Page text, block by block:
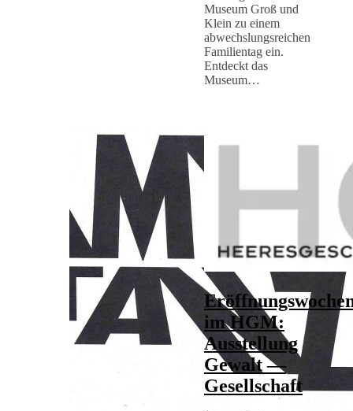
Museum Groß und
Klein zu einem
abwechslungsreichen
Familientag ein.
Entdeckt das
Museum…
im HGM:
Ausstellung
Gewalt —
Gesellschaft